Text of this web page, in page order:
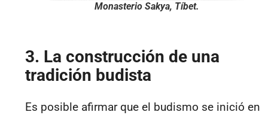
Monasterio Sakya, Tíbet.
3. La construcción de una
tradición budista
Es posible afirmar que el budismo se inició en